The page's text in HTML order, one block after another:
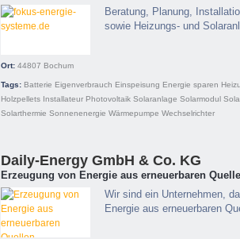
Beratung, Planung,
sowie Heizungs- und
Ort: 44807 Bochum
Tags: Batterie Eigenverbrauch Einspeisung Energie sparen
Holzpellets Installateur Photovoltaik Solaranlage Solarmodul
Solarthermie Sonnenenergie Wärmepumpe Wechselrichter
Daily-Energy GmbH & Co. KG
Erzeugung von Energie aus erneuerbaren
Wir sind ein Unternehmen,
Energie aus erneuerbaren